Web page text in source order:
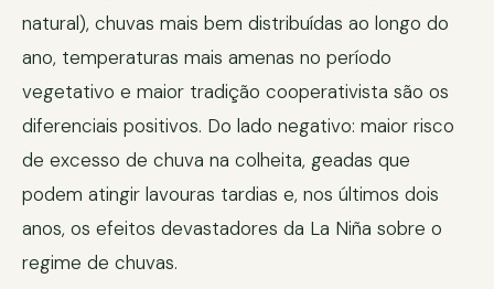
natural), chuvas mais bem distribuídas ao longo do
ano, temperaturas mais amenas no período
vegetativo e maior tradição cooperativista são os
diferenciais positivos. Do lado negativo: maior risco
de excesso de chuva na colheita, geadas que
podem atingir lavouras tardias e, nos últimos dois
anos, os efeitos devastadores da La Niña sobre o
regime de chuvas.